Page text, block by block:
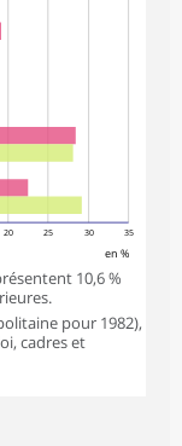
20 25 30 35
en %
10,6 %
pour 1982),
cadres et